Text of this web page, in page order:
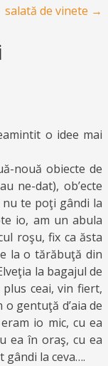
salată de vinete →
o idee mai
nouă obiecte de
ne-dat), ob’ecte
nu te poţi gândi la
io, am un abula
roşu, fix ca ăsta
la o tărăbuţă din
la bagajul de
ceai, vin fiert,
gentuţă d’aia de
io mic, cu ea
ea în oraş, cu ea
gândi la ceva….